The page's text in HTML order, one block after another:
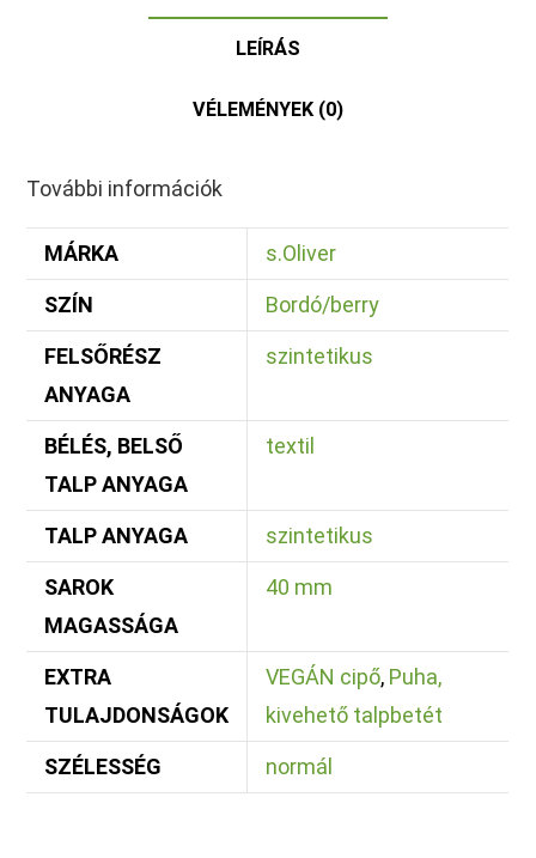
LEÍRÁS
VÉLEMÉNYEK (0)
További információk
MÁRKA s.Oliver
SZÍN Bordó/berry
FELSŐRÉSZ
ANYAGA
szintetikus
BÉLÉS, BELSŐ
TALP ANYAGA
textil
TALP ANYAGA szintetikus
SAROK
MAGASSÁGA
40 mm
EXTRA
TULAJDONSÁGOK
VEGÁN cipő, Puha,
kivehető talpbetét
SZÉLESSÉG normál